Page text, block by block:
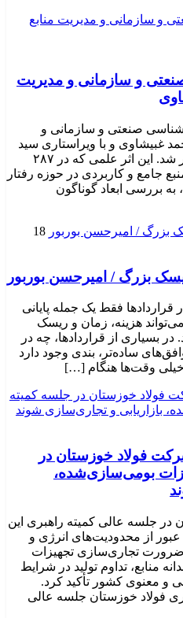
و سازمانی و مدیریت
صنعتی و سازمانی و
غبیشاوی و با ویراستاری سید
محمدرضا حسینی علی‌آباد منتشر شد. این اثر علمی که در ۲۸۷
جامع و کاربردی در حوزه رفتار
به بررسی ابعاد گوناگون
18
بزرگ / امیرحسن بوربور
قراردادها فقط یک جمله پایانی
هزینه، زمان و ریسک
در بسیاری از قراردادها، چه در
ساده‌تر، بندی وجود دارد
خیلی وقت‌ها هنگام […]
فولاد خوزستان در
بومی‌سازی‌شده،
جلسه عالی کمیته راهبری این
از محدودیت‌های انرژی و
ضرورت تجاری‌سازی تجهیزات
منابع، تداوم تولید در شرایط
و معنوی کشور تأکید کرد.
فولاد خوزستان جلسه عالی